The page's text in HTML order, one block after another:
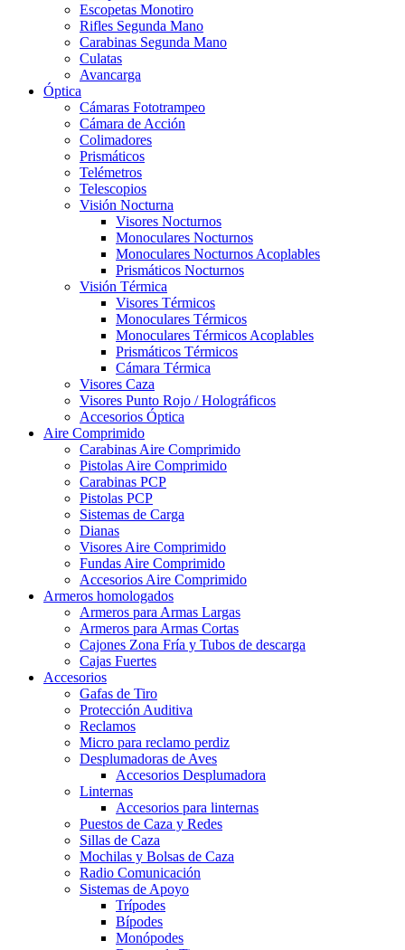
Escopetas Monotiro
Rifles Segunda Mano
Carabinas Segunda Mano
Culatas
Avancarga
Óptica
Cámaras Fototrampeo
Cámara de Acción
Colimadores
Prismáticos
Telémetros
Telescopios
Visión Nocturna
Visores Nocturnos
Monoculares Nocturnos
Monoculares Nocturnos Acoplables
Prismáticos Nocturnos
Visión Térmica
Visores Térmicos
Monoculares Térmicos
Monoculares Térmicos Acoplables
Prismáticos Térmicos
Cámara Térmica
Visores Caza
Visores Punto Rojo / Holográficos
Accesorios Óptica
Aire Comprimido
Carabinas Aire Comprimido
Pistolas Aire Comprimido
Carabinas PCP
Pistolas PCP
Sistemas de Carga
Dianas
Visores Aire Comprimido
Fundas Aire Comprimido
Accesorios Aire Comprimido
Armeros homologados
Armeros para Armas Largas
Armeros para Armas Cortas
Cajones Zona Fría y Tubos de descarga
Cajas Fuertes
Accesorios
Gafas de Tiro
Protección Auditiva
Reclamos
Micro para reclamo perdiz
Desplumadoras de Aves
Accesorios Desplumadora
Linternas
Accesorios para linternas
Puestos de Caza y Redes
Sillas de Caza
Mochilas y Bolsas de Caza
Radio Comunicación
Sistemas de Apoyo
Trípodes
Bípodes
Monópodes